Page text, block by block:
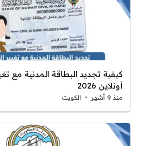
كيفية تجديد البطاقة المدنية مع
أونلاين 2026
منذ 9 أشهر الكويت